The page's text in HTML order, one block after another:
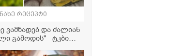
რეცეპტი
ვამზადებ და ძალიან
გამოდის" - ტკბილი